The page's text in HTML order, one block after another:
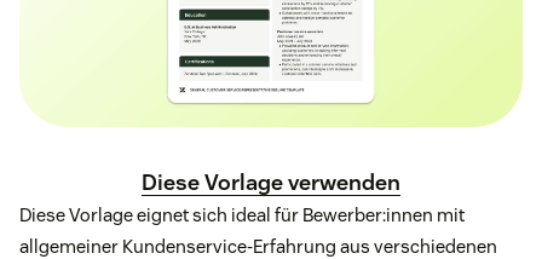
Diese Vorlage verwenden
Diese Vorlage eignet sich ideal für Bewerber:innen mit
allgemeiner Kundenservice-Erfahrung aus verschiedenen